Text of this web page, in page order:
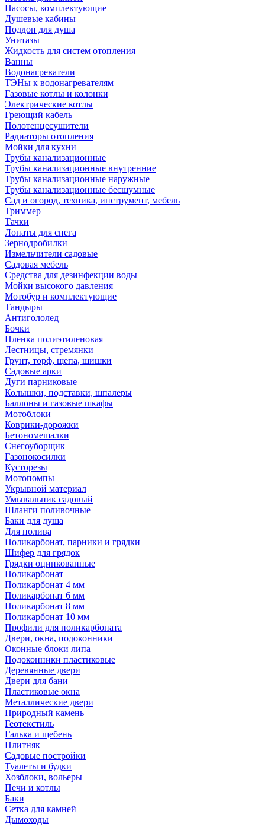
Насосы, комплектующие
Душевые кабины
Поддон для душа
Унитазы
Жидкость для систем отопления
Ванны
Водонагреватели
ТЭНы к водонагревателям
Газовые котлы и колонки
Электрические котлы
Греющий кабель
Полотенцесушители
Радиаторы отопления
Мойки для кухни
Трубы канализационные
Трубы канализационные внутренние
Трубы канализационные наружные
Трубы канализационные бесшумные
Сад и огород, техника, инструмент, мебель
Триммер
Тачки
Лопаты для снега
Зернодробилки
Измельчители садовые
Садовая мебель
Средства для дезинфекции воды
Мойки высокого давления
Мотобур и комплектующие
Тандыры
Антигололед
Бочки
Пленка полиэтиленовая
Лестницы, стремянки
Грунт, торф, щепа, шишки
Садовые арки
Дуги парниковые
Колышки, подставки, шпалеры
Баллоны и газовые шкафы
Мотоблоки
Коврики-дорожки
Бетономешалки
Снегоуборщик
Газонокосилки
Кусторезы
Мотопомпы
Укрывной материал
Умывальник садовый
Шланги поливочные
Баки для душа
Для полива
Поликарбонат, парники и грядки
Шифер для грядок
Грядки оцинкованные
Поликарбонат
Поликарбонат 4 мм
Поликарбонат 6 мм
Поликарбонат 8 мм
Поликарбонат 10 мм
Профили для поликарбоната
Двери, окна, подоконники
Оконные блоки липа
Подоконники пластиковые
Деревянные двери
Двери для бани
Пластиковые окна
Металлические двери
Природный камень
Геотекстиль
Галька и щебень
Плитняк
Садовые постройки
Туалеты и будки
Хозблоки, вольеры
Печи и котлы
Баки
Сетка для камней
Дымоходы